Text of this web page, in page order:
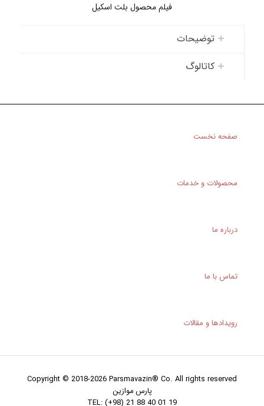
فیلم محصول بلت اسکیل
توضیحات
کاتالوگ
صفحه نخست
محصولات و خدمات
درباره ما
تماس با ما
رویدادها و مقالات
Copyright © 2018-2026 Parsmavazin® Co. All rights reserved
پارس موازین
TEL: (+98) 21 88 40 01 19